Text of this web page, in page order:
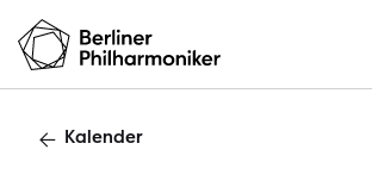
Kalender